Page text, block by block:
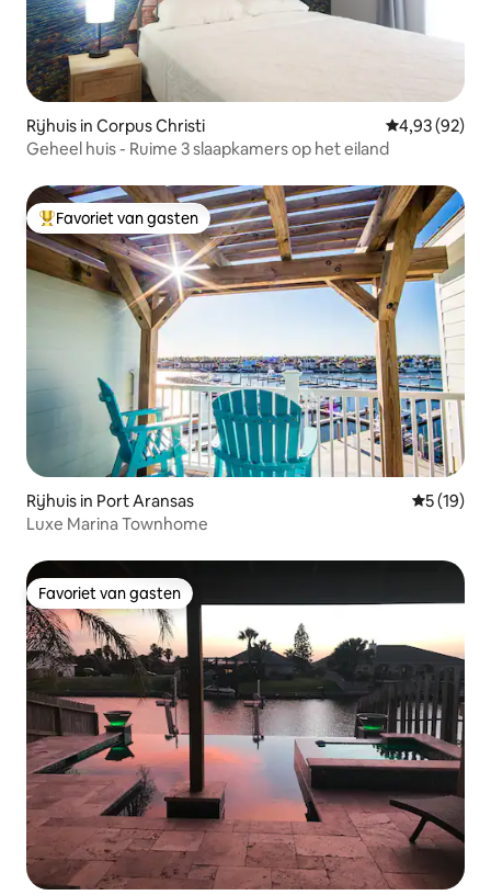
Rijhuis in Corpus Christi Gemiddelde
4,93 (92)
Geheel huis - Ruime 3 slaapkamers op het eiland
Topfavoriet van gasten
Favoriet van gasten
Rijhuis in Port Aransas
5 (19)
Luxe Marina Townhome
Favoriet van gasten
Favoriet van gasten